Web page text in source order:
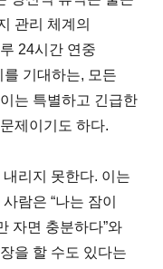
관리 체계의
24시간 연중
기대하는, 모든
는 특별하고 긴급한
제이기도 하다.
리지 못한다. 이는
람은 “나는 잠이
자면 충분하다”와
을 할 수도 있다는